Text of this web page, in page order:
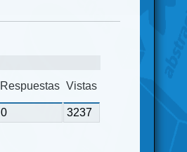
Respuestas Vistas
0
3237